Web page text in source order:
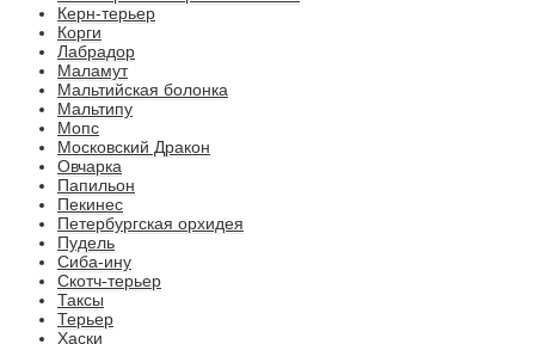
Керн-терьер
Корги
Лабрадор
Маламут
Мальтийская болонка
Мальтипу
Мопс
Московский Дракон
Овчарка
Папильон
Пекинес
Петербургская орхидея
Пудель
Сиба-ину
Скотч-терьер
Таксы
Терьер
Хаски